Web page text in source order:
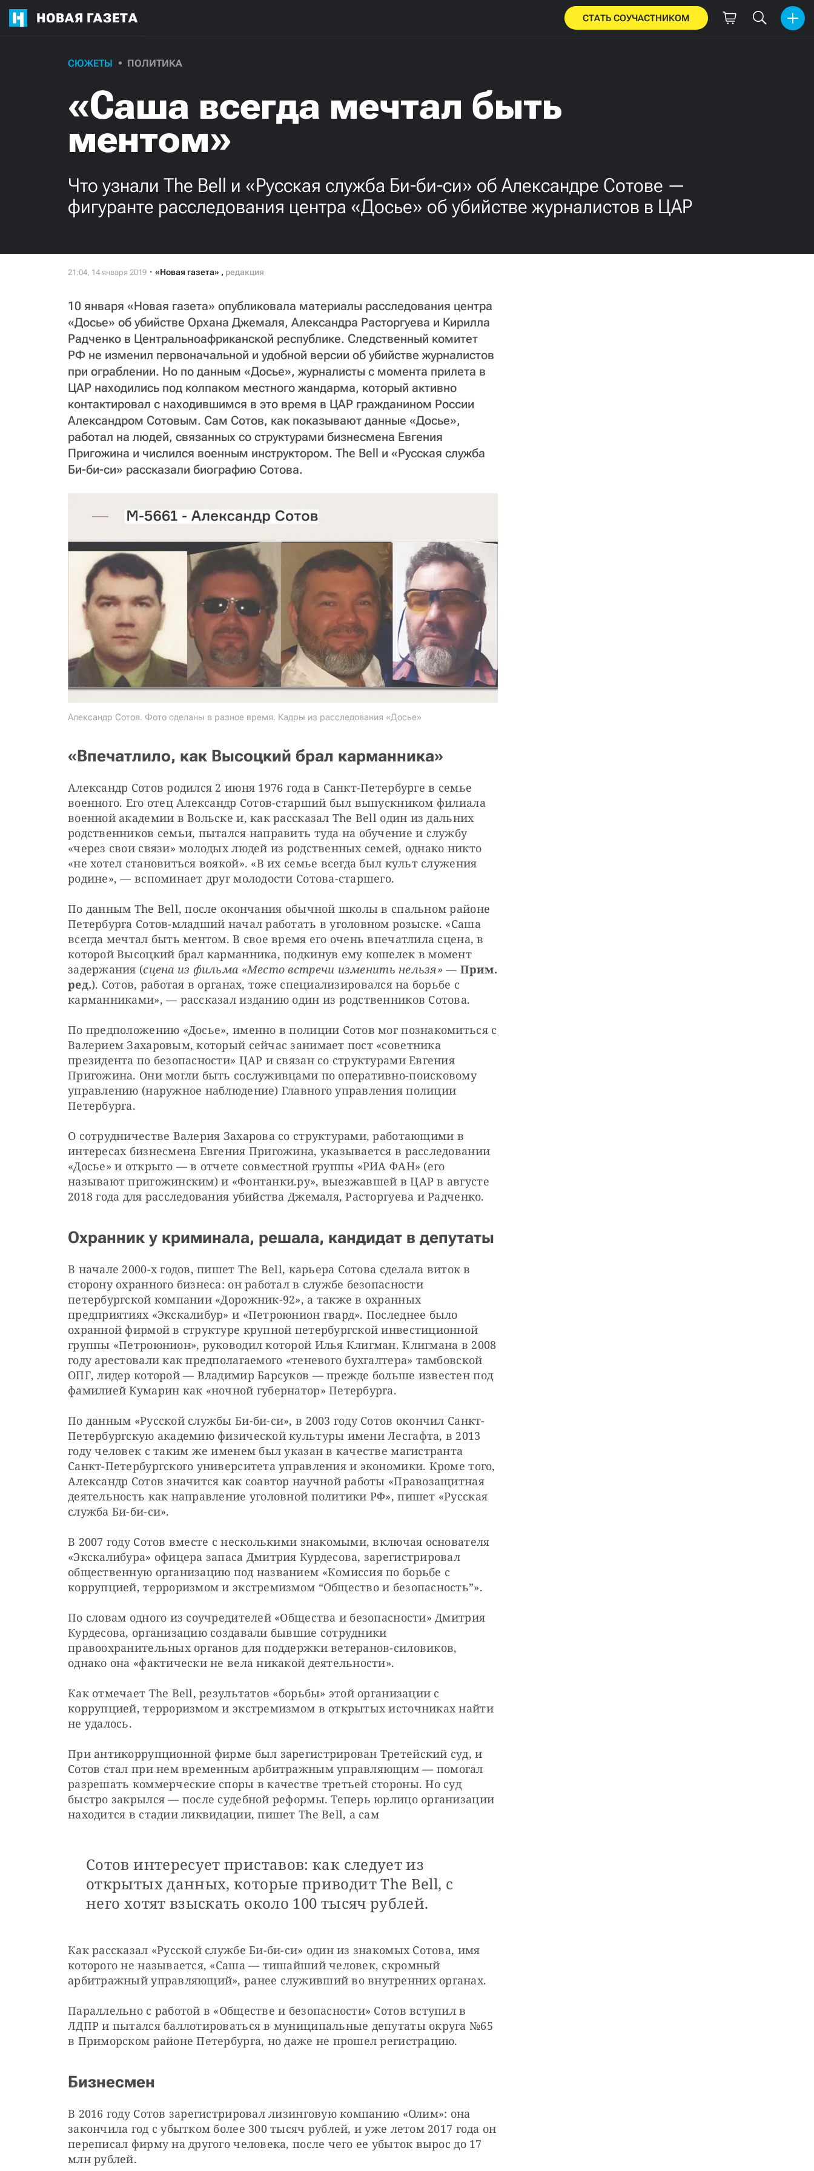
НОВАЯ ГАЗЕТА СТАТЬ СОУЧАСТНИКОМ
СЮЖЕТЫ ПОЛИТИКА
«Саша всегда мечтал быть
ментом»
Что узнали The Bell и «Русская служба Би-би-си» об Александре Сотове —
фигуранте расследования центра «Досье» об убийстве журналистов в ЦАР
«Новая газета» , редакция
10 января «Новая газета» опубликовала материалы расследования центра
«Досье» об убийстве Орхана Джемаля, Александра Расторгуева и Кирилла
Радченко в Центральноафриканской республике. Следственный комитет
РФ не изменил первоначальной и удобной версии об убийстве журналистов
при ограблении. Но по данным «Досье», журналисты с момента прилета в
ЦАР находились под колпаком местного жандарма, который активно
контактировал с находившимся в это время в ЦАР гражданином России
Александром Сотовым. Сам Сотов, как показывают данные «Досье»,
работал на людей, связанных со структурами бизнесмена Евгения
Пригожина и числился военным инструктором. The Bell и «Русская служба
Би-би-си» рассказали биографию Сотова.
Александр Сотов. Фото сделаны в разное время. Кадры из расследования «Досье»
«Впечатлило, как Высоцкий брал карманника»
Александр Сотов родился 2 июня 1976 года в Санкт-Петербурге в семье
военного. Его отец Александр Сотов-старший был выпускником филиала
военной академии в Вольске и, как рассказал The Bell один из дальних
родственников семьи, пытался направить туда на обучение и службу
«через свои связи» молодых людей из родственных семей, однако никто
«не хотел становиться воякой». «В их семье всегда был культ служения
родине», — вспоминает друг молодости Сотова-старшего.
По данным The Bell, после окончания обычной школы в спальном районе
Петербурга Сотов-младший начал работать в уголовном розыске. «Саша
всегда мечтал быть ментом. В свое время его очень впечатлила сцена, в
которой Высоцкий брал карманника, подкинув ему кошелек в момент
задержания (сцена из фильма «Место встречи изменить нельзя» — Прим.
ред.). Сотов, работая в органах, тоже специализировался на борьбе с
карманниками», — рассказал изданию один из родственников Сотова.
По предположению «Досье», именно в полиции Сотов мог познакомиться с
Валерием Захаровым, который сейчас занимает пост «советника
президента по безопасности» ЦАР и связан со структурами Евгения
Пригожина. Они могли быть сослуживцами по оперативно-поисковому
управлению (наружное наблюдение) Главного управления полиции
Петербурга.
О сотрудничестве Валерия Захарова со структурами, работающими в
интересах бизнесмена Евгения Пригожина, указывается в расследовании
«Досье» и открыто — в отчете совместной группы «РИА ФАН» (его
называют пригожинским) и «Фонтанки.ру», выезжавшей в ЦАР в августе
2018 года для расследования убийства Джемаля, Расторгуева и Радченко.
Охранник у криминала, решала, кандидат в депутаты
В начале 2000-х годов, пишет The Bell, карьера Сотова сделала виток в
сторону охранного бизнеса: он работал в службе безопасности
петербургской компании «Дорожник-92», а также в охранных
предприятиях «Экскалибур» и «Петроюнион гвард». Последнее было
охранной фирмой в структуре крупной петербургской инвестиционной
группы «Петроюнион», руководил которой Илья Клигман. Клигмана в 2008
году арестовали как предполагаемого «теневого бухгалтера» тамбовской
ОПГ, лидер которой — Владимир Барсуков — прежде больше известен под
фамилией Кумарин как «ночной губернатор» Петербурга.
По данным «Русской службы Би-би-си», в 2003 году Сотов окончил Санкт-
Петербургскую академию физической культуры имени Лесгафта, в 2013
году человек с таким же именем был указан в качестве магистранта
Санкт-Петербургского университета управления и экономики. Кроме того,
Александр Сотов значится как соавтор научной работы «Правозащитная
деятельность как направление уголовной политики РФ», пишет «Русская
служба Би-би-си».
В 2007 году Сотов вместе с несколькими знакомыми, включая основателя
«Экскалибура» офицера запаса Дмитрия Курдесова, зарегистрировал
общественную организацию под названием «Комиссия по борьбе с
коррупцией, терроризмом и экстремизмом “Общество и безопасность”».
По словам одного из соучредителей «Общества и безопасности» Дмитрия
Курдесова, организацию создавали бывшие сотрудники
правоохранительных органов для поддержки ветеранов-силовиков,
однако она «фактически не вела никакой деятельности».
Как отмечает The Bell, результатов «борьбы» этой организации с
коррупцией, терроризмом и экстремизмом в открытых источниках найти
не удалось.
При антикоррупционной фирме был зарегистрирован Третейский суд, и
Сотов стал при нем временным арбитражным управляющим — помогал
разрешать коммерческие споры в качестве третьей стороны. Но суд
быстро закрылся — после судебной реформы. Теперь юрлицо организации
находится в стадии ликвидации, пишет The Bell, а сам
Сотов интересует приставов: как следует из
открытых данных, которые приводит The Bell, с
него хотят взыскать около 100 тысяч рублей.
Как рассказал «Русской службе Би-би-си» один из знакомых Сотова, имя
которого не называется, «Саша — тишайший человек, скромный
арбитражный управляющий», ранее служивший во внутренних органах.
Параллельно с работой в «Обществе и безопасности» Сотов вступил в
ЛДПР и пытался баллотироваться в муниципальные депутаты округа №65
в Приморском районе Петербурга, но даже не прошел регистрацию.
Бизнесмен
В 2016 году Сотов зарегистрировал лизинговую компанию «Олим»: она
закончила год с убытком более 300 тысяч рублей, и уже летом 2017 года он
переписал фирму на другого человека, после чего ее убыток вырос до 17
млн рублей.